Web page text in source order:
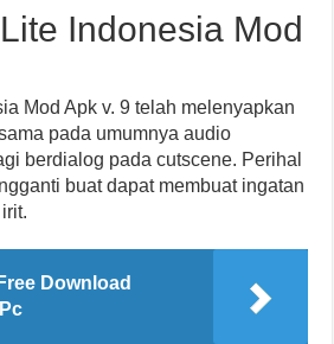
Indonesia Mod
Mod Apk v. 9 telah melenyapkan
pada umumnya audio
berdialog pada cutscene. Perihal
buat dapat membuat ingatan
Free Download